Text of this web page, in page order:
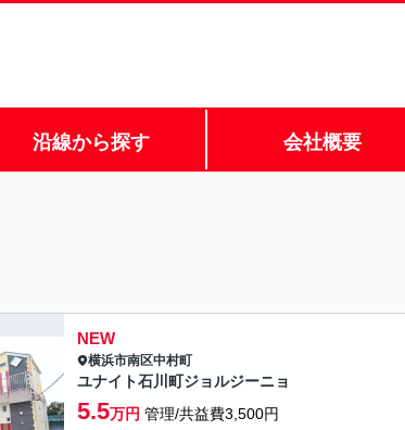
沿線から探す 会社概要
NEW
横浜市南区中村町
ユナイト石川町ジョルジーニョ
5.5万円 管理/共益費3,500円